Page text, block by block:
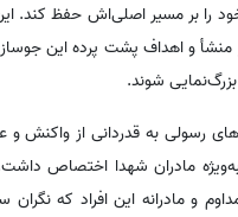
را بر مسیر اصلی‌اش حفظ کند.
منشأ و اهداف پشت پرده این
شوند.
رسولی به قدردانی از واکنش و
مادران شهدا اختصاص داشت.
و مادرانه این افراد که